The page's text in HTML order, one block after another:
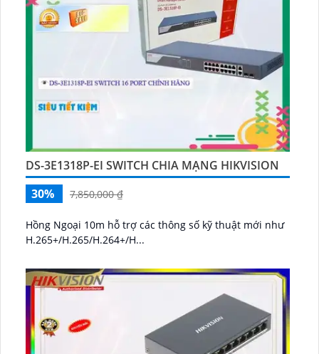
DS-3E1318P-EI SWITCH CHIA MẠNG HIKVISION
30%
7,850,000 ₫
Hồng Ngoại 10m hỗ trợ các thông số kỹ thuật mới như
H.265+/H.265/H.264+/H...